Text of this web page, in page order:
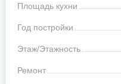
Площадь кухни
Год постройки
Этаж/Этажность
Ремонт